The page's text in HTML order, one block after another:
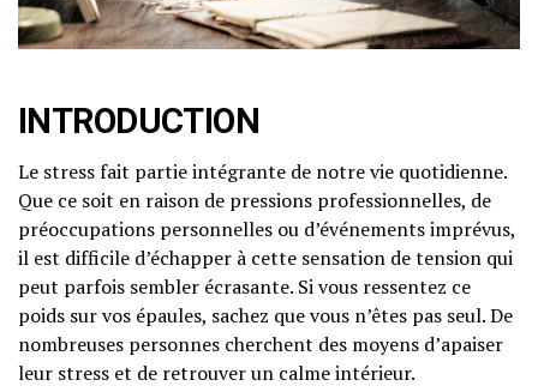
INTRODUCTION
Le stress fait partie intégrante de notre vie quotidienne.
Que ce soit en raison de pressions professionnelles, de
préoccupations personnelles ou d’événements imprévus,
il est difficile d’échapper à cette sensation de tension qui
peut parfois sembler écrasante. Si vous ressentez ce
poids sur vos épaules, sachez que vous n’êtes pas seul. De
nombreuses personnes cherchent des moyens d’apaiser
leur stress et de retrouver un calme intérieur.